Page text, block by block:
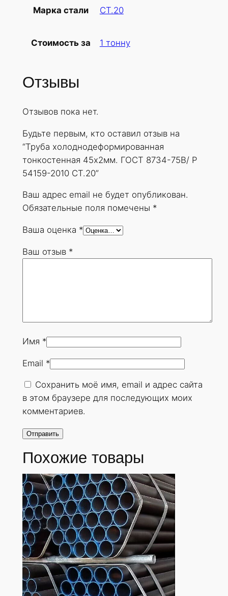
д
о
е
ф
о
р
м
и
о
в
а
т
о
к
н
4
5
х
2
м
м
.
Г
О
Марка стали СТ.20
Стоимость за 1 тонну
Отзывы
Отзывов пока нет.
Будьте первым, кто оставил отзыв на
“Труба холоднодеформированная
тонкостенная 45х2мм. ГОСТ 8734-75В/ Р
54159-2010 СТ.20”
Ваш адрес email не будет опубликован.
Обязательные поля помечены *
Ваша оценка *
Ваш отзыв *
Имя *
Email *
Сохранить моё имя, email и адрес сайта
в этом браузере для последующих моих
комментариев.
Похожие товары